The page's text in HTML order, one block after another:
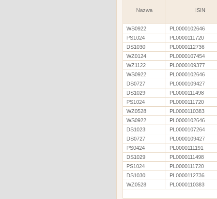
Nazwa ISIN
WS0922
PL0000102646
PS1024
PL0000111720
DS1030
PL0000112736
WZ0124
PL0000107454
WZ1122
PL0000109377
WS0922
PL0000102646
DS0727
PL0000109427
DS1029
PL0000111498
PS1024
PL0000111720
WZ0528
PL0000110383
WS0922
PL0000102646
DS1023
PL0000107264
DS0727
PL0000109427
PS0424
PL0000111191
DS1029
PL0000111498
PS1024
PL0000111720
DS1030
PL0000112736
WZ0528
PL0000110383